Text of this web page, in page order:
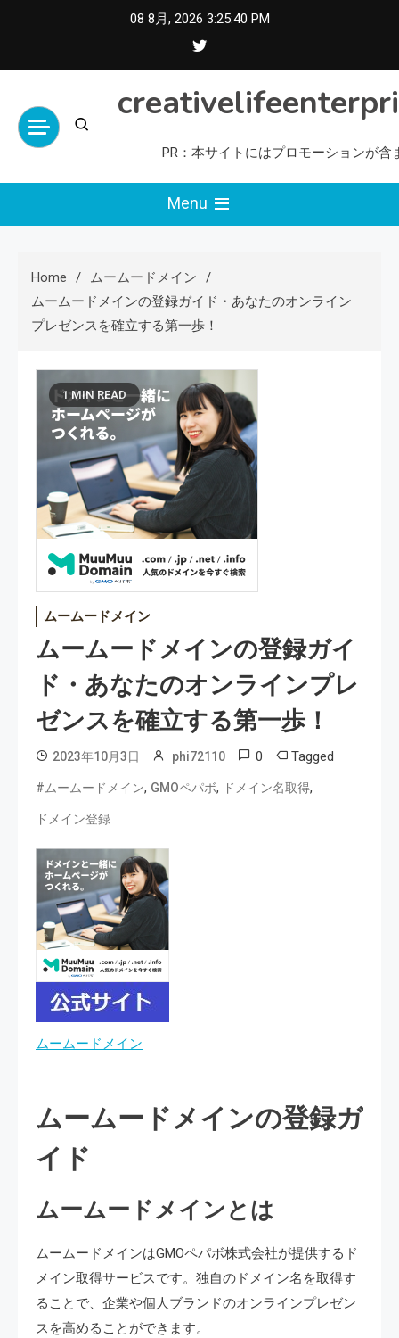
08 8月, 2026 3:25:41 PM
PR：本サイトにはプロモーションが含
Menu
Home
ムームードメイン
ムームードメインの登録ガイド・あなたのオンライン
プレゼンスを確立する第一歩！
1 MIN READ
ムームードメイン
ムームードメインの登録ガイ
ド・あなたのオンラインプレ
ゼンスを確立する第一歩！
2023年10月3日 phi72110 0 Tagged
#ムームードメイン, GMOペパボ, ドメイン名取得,
ドメイン登録
ムームードメイン
ムームードメインの登録ガ
イド
ムームードメインとは
ムームードメインはGMOペパボ株式会社が提供するド
メイン取得サービスです。独自のドメイン名を取得す
ることで、企業や個人ブランドのオンラインプレゼン
スを高めることができます。